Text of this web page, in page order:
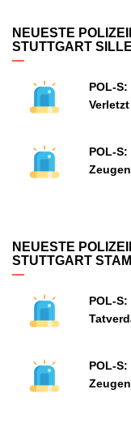
NEUESTE
STUTTGART
POL-
POL-
NEUESTE
STUTTGART
POL-
POL-
Zeugen